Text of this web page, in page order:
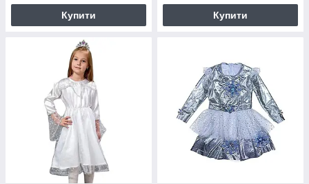
Купити Купити